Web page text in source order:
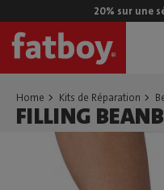
20% sur une
Home Kits de Réparation
FILLING